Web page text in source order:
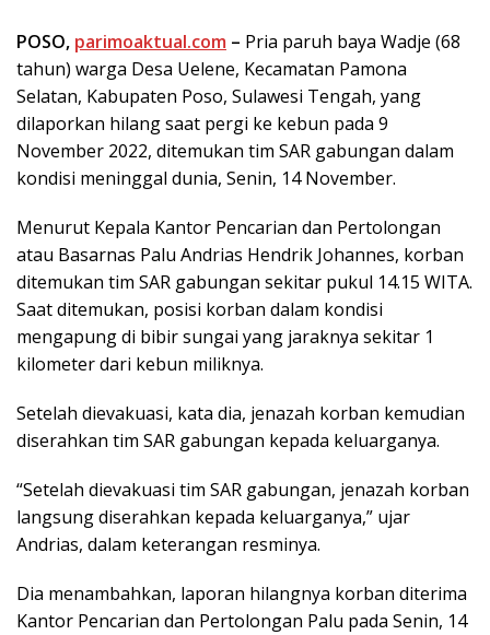
POSO, parimoaktual.com – Pria paruh baya Wadje (68
tahun) warga Desa Uelene, Kecamatan Pamona
Selatan, Kabupaten Poso, Sulawesi Tengah, yang
dilaporkan hilang saat pergi ke kebun pada 9
November 2022, ditemukan tim SAR gabungan dalam
kondisi meninggal dunia, Senin, 14 November.
Menurut Kepala Kantor Pencarian dan Pertolongan
atau Basarnas Palu Andrias Hendrik Johannes, korban
ditemukan tim SAR gabungan sekitar pukul 14.15 WITA.
Saat ditemukan, posisi korban dalam kondisi
mengapung di bibir sungai yang jaraknya sekitar 1
kilometer dari kebun miliknya.
Setelah dievakuasi, kata dia, jenazah korban kemudian
diserahkan tim SAR gabungan kepada keluarganya.
“Setelah dievakuasi tim SAR gabungan, jenazah korban
langsung diserahkan kepada keluarganya,” ujar
Andrias, dalam keterangan resminya.
Dia menambahkan, laporan hilangnya korban diterima
Kantor Pencarian dan Pertolongan Palu pada Senin, 14